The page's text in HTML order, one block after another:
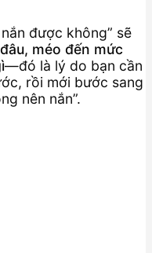
được không” sẽ
méo đến mức
—đó là lý do bạn cần
rồi mới bước sang
nên nắn”.